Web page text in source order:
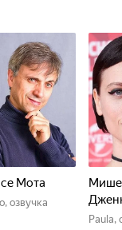
Мота
озвучка
Paula,